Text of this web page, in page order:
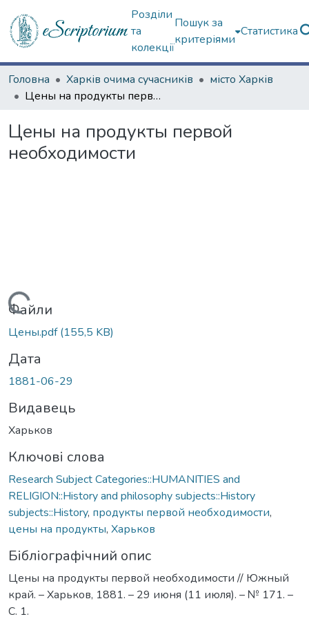
Розділи
та
колекції
Пошук за
критеріями
Статистика
Головна Харків очима сучасників
місто Харків
Цены на продукты первой необходимости
Цены на продукты первой
необходимости
Вантажиться...
Файли
Цены.pdf(155,5 KB)
Дата
1881-06-29
Видавець
Харьков
Ключові слова
Research Subject Categories::HUMANITIES and
RELIGION::History and philosophy subjects::History
subjects::History, продукты первой необходимости,
цены на продукты, Харьков
Бібліографічний опис
Цены на продукты первой необходимости // Южный
край. – Харьков, 1881. – 29 июня (11 июля). – № 171. –
С. 1.